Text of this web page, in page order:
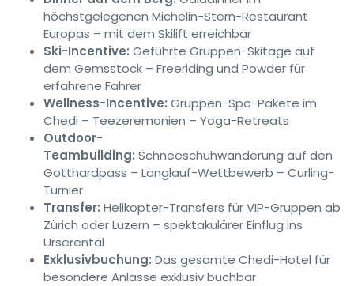
höchstgelegenen Michelin-Stern-Restaurant
Europas – mit dem Skilift erreichbar
Ski-Incentive: Geführte Gruppen-Skitage auf
dem Gemsstock – Freeriding und Powder für
erfahrene Fahrer
Wellness-Incentive: Gruppen-Spa-Pakete im
Chedi – Teezeremonien – Yoga-Retreats
Outdoor-
Teambuilding: Schneeschuhwanderung auf den
Gotthardpass – Langlauf-Wettbewerb – Curling-
Turnier
Transfer: Helikopter-Transfers für VIP-Gruppen ab
Zürich oder Luzern – spektakulärer Einflug ins
Urserental
Exklusivbuchung: Das gesamte Chedi-Hotel für
besondere Anlässe exklusiv buchbar